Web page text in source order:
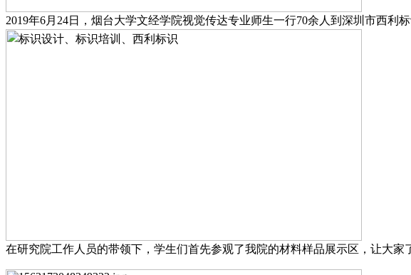
2019年6月 24日，烟台大学文经学院视觉传达专业师生一行70余人到深圳市西利
在研究院工作人员的带领下，学生们首先参观了我院的材料样品展示区，让大